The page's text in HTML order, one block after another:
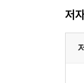
『
프
저